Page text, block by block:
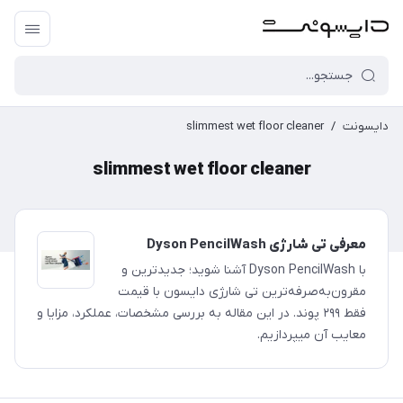
دایسونت /
slimmest wet floor cleaner
slimmest wet floor cleaner
معرفی تی شارژی Dyson PencilWash
با Dyson PencilWash آشنا شوید؛ جدیدترین و
مقرون‌به‌صرفه‌ترین تی شارژی دایسون با قیمت
فقط ۲۹۹ پوند. در این مقاله به بررسی مشخصات، عملکرد، مزایا و
معایب آن میپردازیم.